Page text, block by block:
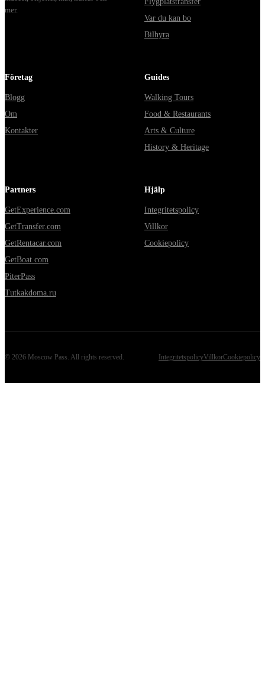
mer.
Var du kan bo
Bilhyra
Företag
Blogg
Om
Kontakter
Guides
Walking Tours
Food & Restaurants
Arts & Culture
History & Heritage
Partners
GetExperience.com
GetTransfer.com
GetRentacar.com
GetBoat.com
PiterPass
Tutkakdoma.ru
Hjälp
Integritetspolicy
Villkor
Cookiepolicy
© 2026 Moscow Pass . All rights reserved. IntegritetspolicyVillkorCookiepolicy